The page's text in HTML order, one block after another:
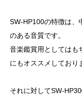
SW-HP100の特徴は、
のある音質です。
音楽鑑賞用としてはも
にもオススメしており
それに対してSW-